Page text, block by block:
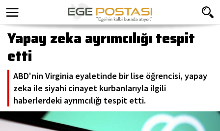
Yapay zeka ayrımcılığı tespit
etti
ABD'nin Virginia eyaletinde bir lise öğrencisi, yapay
zeka ile siyahi cinayet kurbanlarıyla ilgili
haberlerdeki ayrımcılığı tespit etti.